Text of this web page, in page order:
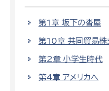
第1章 坂下の沓屋
第10章 共同貿易株
第2章 小学生時代
第4章 アメリカへ